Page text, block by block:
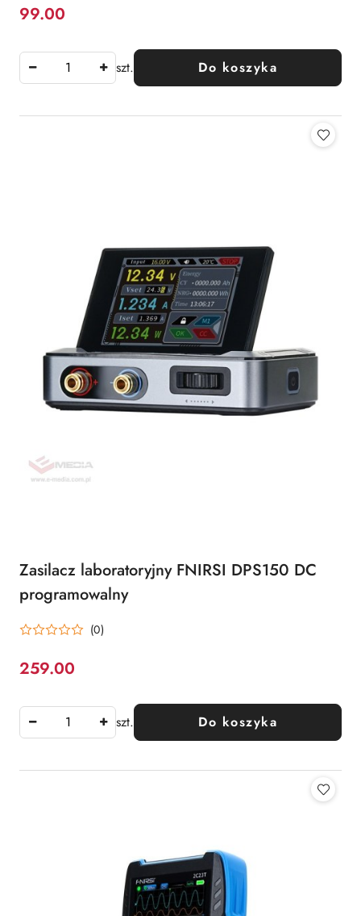
Cena:
99.00
szt. Do koszyka
Zasilacz laboratoryjny FNIRSI DPS150 DC
programowalny
(0)
Cena:
259.00
szt. Do koszyka